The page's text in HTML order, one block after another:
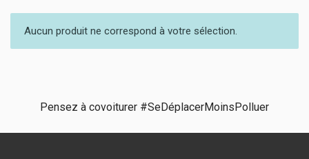
Aucun produit ne correspond à votre sélection.
Pensez à covoiturer #SeDéplacerMoinsPolluer